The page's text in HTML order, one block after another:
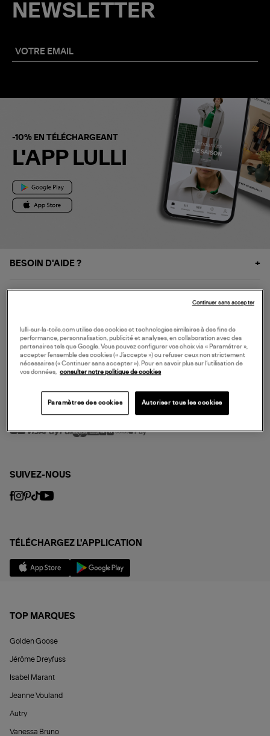
NEWSLETTER
-10% EN TÉLÉCHARGEANT
L'APP LULLI
BESOIN D'AIDE ?
NOS SERVICES
SERVICE CLIENT
MODE DE PAIEMENT
SUIVEZ-NOUS
TÉLÉCHARGEZ L'APPLICATION
TOP MARQUES
Golden Goose
Jérôme Dreyfuss
Isabel Marant
Jeanne Vouland
Autry
Vanessa Bruno
lulli-sur-la-toile.com utilise des cookies et technologies similaires à des fins de
performance, personnalisation, publicité et analyses, en collaboration avec des
partenaires tels que Google. Vous pouvez configurer vos choix via « Paramétrer »,
accepter l’ensemble des cookies (« J’accepte ») ou refuser ceux non strictement
nécessaires (« Continuer sans accepter »). Pour en savoir plus sur l’utilisation de
vos données,
consulter notre politique de cookies
Paramètres des cookies Autoriser tous les cookies
Continuer sans accepter